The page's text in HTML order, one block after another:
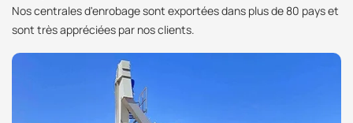
Nos centrales d'enrobage sont exportées dans plus de 80 pays et
sont très appréciées par nos clients.